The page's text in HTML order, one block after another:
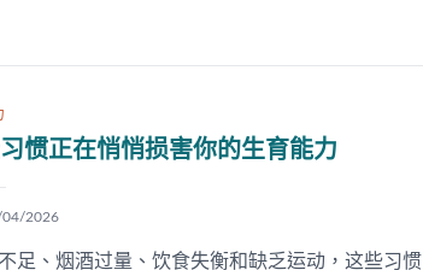
惯正在悄悄损害你的生育能力
2026
足、烟酒过量、饮食失衡和缺乏运动，这些习惯